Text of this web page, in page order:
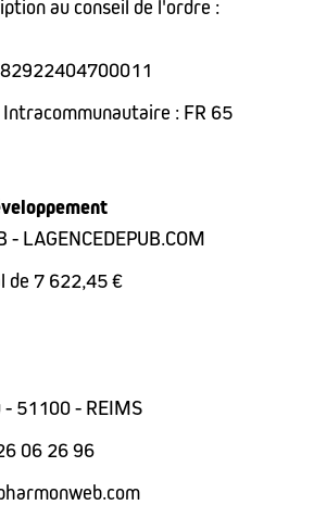
au conseil de l'ordre :
Intracommunautaire : FR 65
- LAGENCEDEPUB.COM
de 7 622,45 €
- 51100 - REIMS
06 26 96